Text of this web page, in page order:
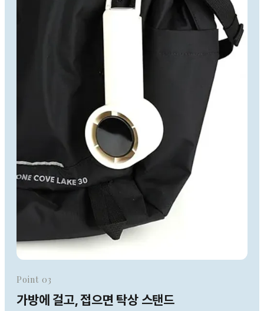
Point 03
가방에 걸고, 접으면 탁상 스탠드